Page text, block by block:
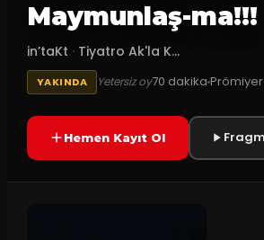
Maymunlaş-ma!!!
in’taKt · Tiyatro Ak'la K...
YAKINDA Yetersiz oy70 dakikaPrömiyer
Hemen Kayıt Ol